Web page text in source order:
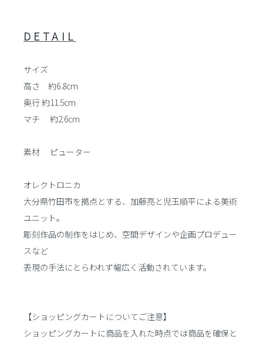
DETAIL
サイズ
高さ 約6.8cm
奥行 約11.5cm
マチ 約2.6cm
素材 ピューター
オレクトロニカ
大分県竹田市を拠点とする、加藤亮と児玉順平による美術
ユニット。
彫刻作品の制作をはじめ、空間デザインや企画プロデュー
スなど
表現の手法にとらわれず幅広く活動されています。
【ショッピングカートについてご注意】
ショッピングカートに商品を入れた時点では商品を確保と